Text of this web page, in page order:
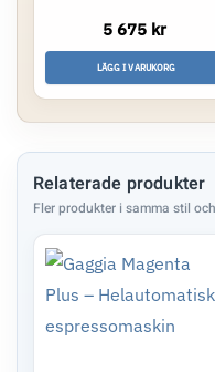
5 675 kr
LÄGG I VARUKORG
Relaterade produkter